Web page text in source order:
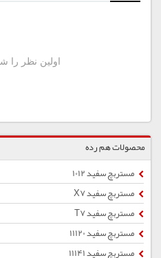
محصولات هم رده
مستربچ سفید 1012
مستربچ سفید X7
مستربچ سفید T7
مستربچ سفید 11120
مستربچ سفید 11141